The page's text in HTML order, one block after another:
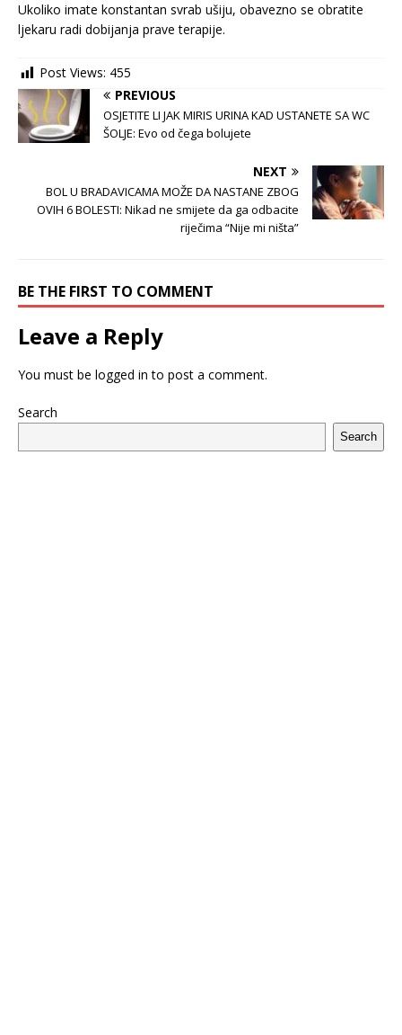
Ukoliko imate konstantan svrab ušiju, obavezno se obratite
ljekaru radi dobijanja prave terapije.
Post Views: 455
PREVIOUS
OSJETITE LI JAK MIRIS URINA KAD USTANETE SA WC
ŠOLJE: Evo od čega bolujete
NEXT
BOL U BRADAVICAMA MOŽE DA NASTANE ZBOG
OVIH 6 BOLESTI: Nikad ne smijete da ga odbacite
riječima “Nije mi ništa”
BE THE FIRST TO COMMENT
Leave a Reply
You must be logged in to post a comment.
Search
Search